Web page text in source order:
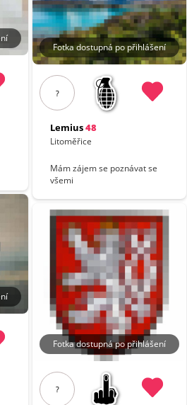
Fotka dostupná po přihlášení
?
Lemius48
Litoměřice
Mám zájem se poznávat se
všemi
Fotka dostupná po přihlášení
?